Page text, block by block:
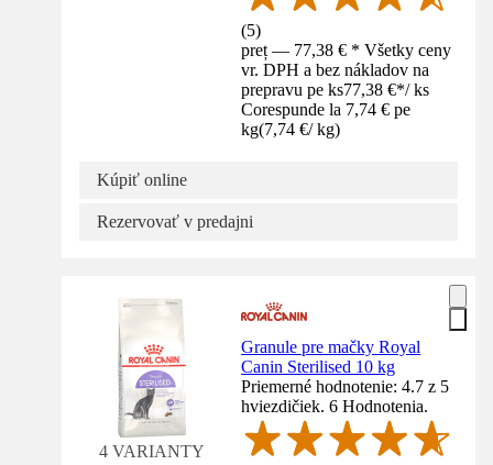
(5)
preț — 77,38 € * Všetky ceny
vr. DPH a bez nákladov na
prepravu pe ks77,38 €*/ ks
Corespunde la 7,74 € pe
kg(7,74 €/ kg)
Kúpiť online
Rezervovať v predajni
4 VARIANTY
Granule pre mačky Royal
Canin Sterilised 10 kg
Priemerné hodnotenie: 4.7 z 5
hviezdičiek. 6 Hodnotenia.